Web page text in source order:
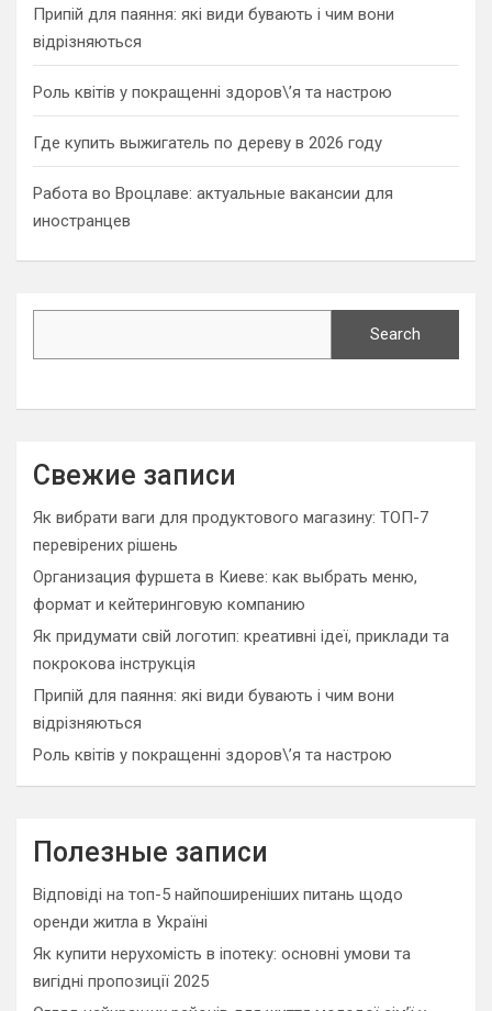
Припій для паяння: які види бувають і чим вони
відрізняються
Роль квітів у покращенні здоров\’я та настрою
Где купить выжигатель по дереву в 2026 году
Работа во Вроцлаве: актуальные вакансии для
иностранцев
Search
Свежие записи
Як вибрати ваги для продуктового магазину: ТОП-7
перевірених рішень
Организация фуршета в Киеве: как выбрать меню,
формат и кейтеринговую компанию
Як придумати свій логотип: креативні ідеї, приклади та
покрокова інструкція
Припій для паяння: які види бувають і чим вони
відрізняються
Роль квітів у покращенні здоров\’я та настрою
Полезные записи
Відповіді на топ-5 найпоширеніших питань щодо
оренди житла в Україні
Як купити нерухомість в іпотеку: основні умови та
вигідні пропозиції 2025